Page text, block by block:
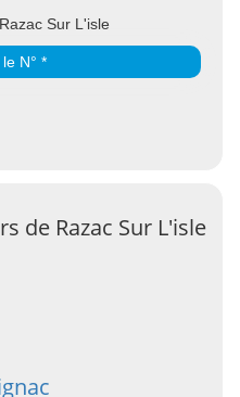
Sur L'isle
N° *
de Razac Sur L'isle